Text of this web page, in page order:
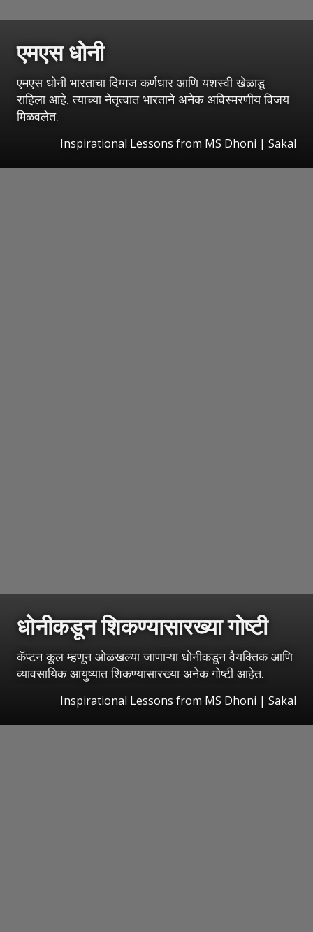
एमएस धोनी
एमएस धोनी भारताचा दिग्गज कर्णधार आणि यशस्वी खेळाडू
राहिला आहे. त्याच्या नेतृत्वात भारताने अनेक अविस्मरणीय विजय
मिळवलेत.
Inspirational Lessons from MS Dhoni | Sakal
धोनीकडून शिकण्यासारख्या गोष्टी
कॅप्टन कूल म्हणून ओळखल्या जाणाऱ्या धोनीकडून वैयक्तिक आणि
व्यावसायिक आयुष्यात शिकण्यासारख्या अनेक गोष्टी आहेत.
Inspirational Lessons from MS Dhoni | Sakal